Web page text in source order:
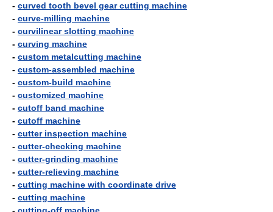
- curved tooth bevel gear cutting machine
- curve-milling machine
- curvilinear slotting machine
- curving machine
- custom metalcutting machine
- custom-assembled machine
- custom-build machine
- customized machine
- cutoff band machine
- cutoff machine
- cutter inspection machine
- cutter-checking machine
- cutter-grinding machine
- cutter-relieving machine
- cutting machine with coordinate drive
- cutting machine